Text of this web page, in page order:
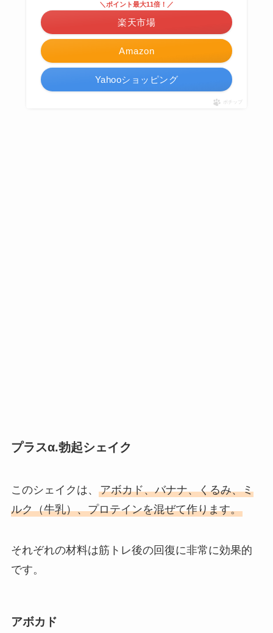
Amazon
＼ポイント最大11倍！／
楽天市場
Yahooショッピング
ポチップ
プラスα.勃起シェイク
このシェイクは、 アボカド、バナナ、くるみ、ミ
ルク（牛乳）、プロテインを混ぜて作ります。
それぞれの材料は筋トレ後の回復に非常に効果的
です。
アボカド